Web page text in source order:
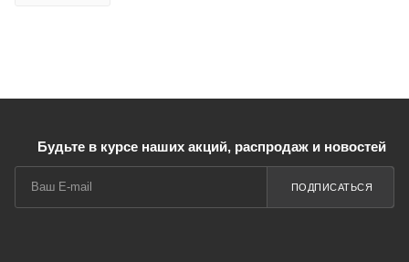
Будьте в курсе наших акций, распродаж и новостей
ПОДПИСАТЬСЯ